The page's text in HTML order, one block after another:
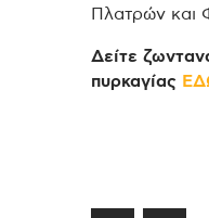
Πλατρών και
Δείτε
πυρκαγίας